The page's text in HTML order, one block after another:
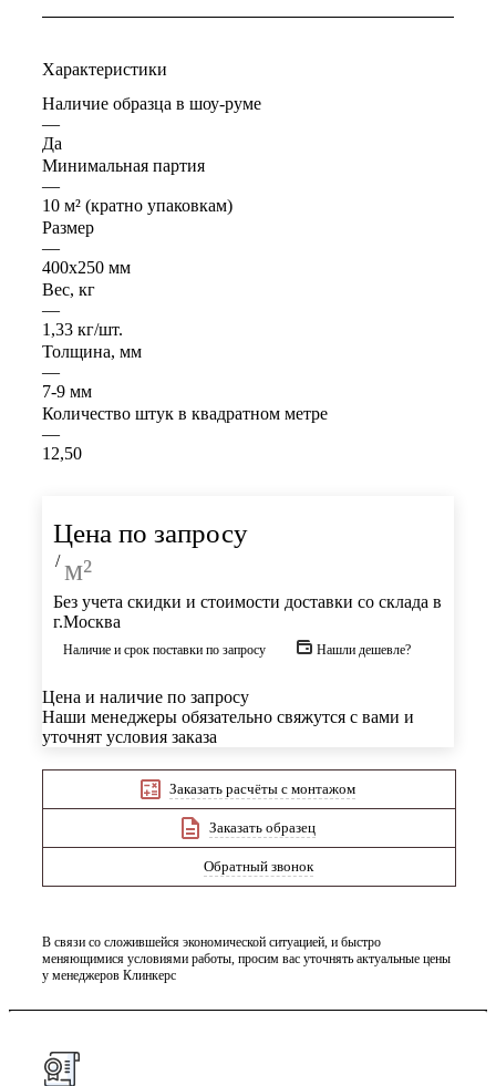
Характеристики
Наличие образца в шоу-руме
—
Да
Минимальная партия
—
10 м² (кратно упаковкам)
Размер
—
400х250 мм
Вес, кг
—
1,33 кг/шт.
Толщина, мм
—
7-9 мм
Количество штук в квадратном метре
—
12,50
Цена по запросу
/ м²
Без учета скидки и стоимости доставки со склада в
г.Москва
Наличие и срок поставки по запросу Нашли дешевле?
Цена и наличие по запросу
Наши менеджеры обязательно свяжутся с вами и
уточнят условия заказа
Заказать расчёты с монтажом
Заказать образец
Обратный звонок
В связи со сложившейся экономической ситуацией, и быстро
меняющимися условиями работы, просим вас уточнять актуальные цены
у менеджеров Клинкерс